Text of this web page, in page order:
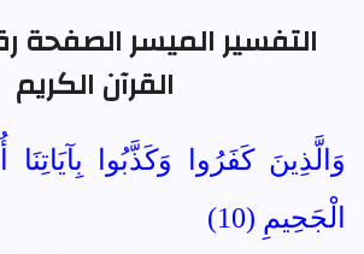
القرآن الكريم
وَالَّذِينَ كَفَرُوا وَكَذَّبُوا
الْجَحِيمِ (10)